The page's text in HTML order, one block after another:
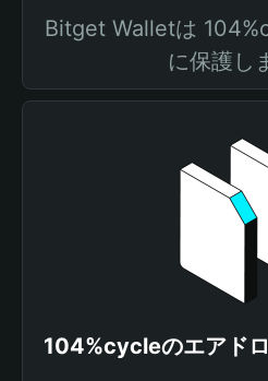
Bitget Walletは
に保護し
104%cycleのエアド